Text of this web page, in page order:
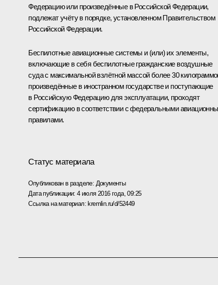
Федерацию или произведённые в Российской Федерации,
подлежат учёту в порядке, установленном Правительством
Российской Федерации.
Беспилотные авиационные системы и (или) их элементы,
включающие в себя беспилотные гражданские воздушные
суда с максимальной взлётной массой более 30
произведённые в иностранном государстве и поступающие
в Российскую Федерацию для эксплуатации, проходят
сертификацию в соответствии с федеральными
правилами.
Статус материала
Опубликован в разделе: Документы
Дата публикации:4 июля 2016 года, 09:25
Ссылка на материал: kremlin.ru/d/52449